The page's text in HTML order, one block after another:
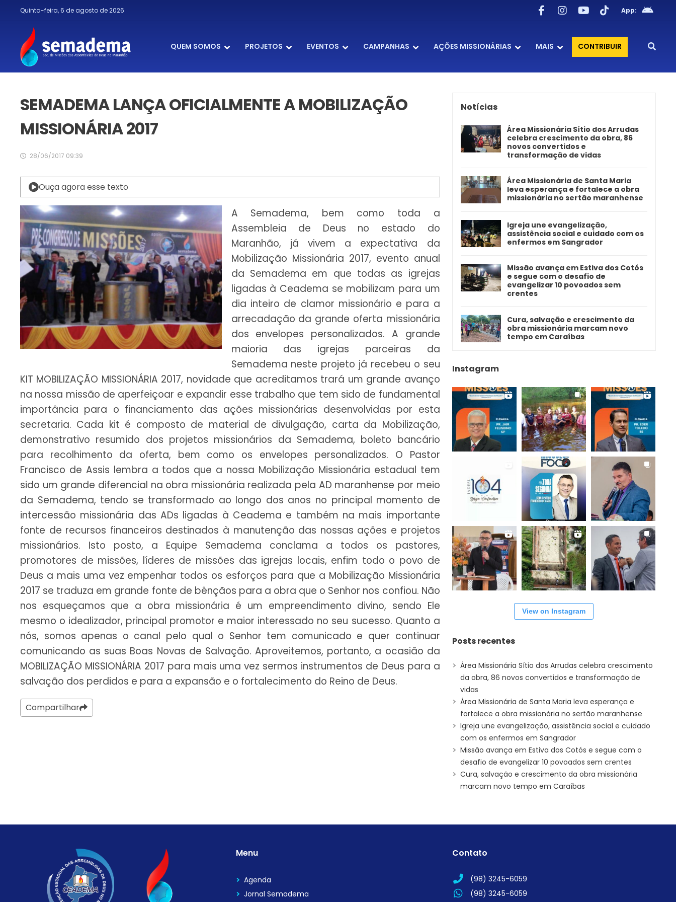
Quinta-feira, 6 de agosto de 2026 App:
QUEM SOMOS PROJETOS EVENTOS CAMPANHAS AÇÕES MISSIONÁRIAS MAIS CONTRIBUIR
SEMADEMA LANÇA OFICIALMENTE A MOBILIZAÇÃO
MISSIONÁRIA 2017
28/06/2017 09:39
Ouça agora esse texto
A Semadema, bem como toda a
Assembleia de Deus no estado do
Maranhão, já vivem a expectativa da
Mobilização Missionária 2017, evento anual
da Semadema em que todas as igrejas
ligadas à Ceadema se mobilizam para um
dia inteiro de clamor missionário e para a
arrecadação da grande oferta missionária
dos envelopes personalizados. A grande
maioria das igrejas parceiras da
Semadema neste projeto já recebeu o seu
KIT MOBILIZAÇÃO MISSIONÁRIA 2017, novidade que acreditamos trará um grande avanço
na nossa missão de aperfeiçoar e expandir esse trabalho que tem sido de fundamental
importância para o financiamento das ações missionárias desenvolvidas por esta
secretaria. Cada kit é composto de material de divulgação, carta da Mobilização,
demonstrativo resumido dos projetos missionários da Semadema, boleto bancário
para recolhimento da oferta, bem como os envelopes personalizados. O Pastor
Francisco de Assis lembra a todos que a nossa Mobilização Missionária estadual tem
sido um grande diferencial na obra missionária realizada pela AD maranhense por meio
da Semadema, tendo se transformado ao longo dos anos no principal momento de
intercessão missionária das ADs ligadas à Ceadema e também na mais importante
fonte de recursos financeiros destinados à manutenção das nossas ações e projetos
missionários. Isto posto, a Equipe Semadema conclama a todos os pastores,
promotores de missões, líderes de missões das igrejas locais, enfim todo o povo de
Deus a mais uma vez empenhar todos os esforços para que a Mobilização Missionária
2017 se traduza em grande fonte de bênçãos para a obra que o Senhor nos confiou. Não
nos esqueçamos que a obra missionária é um empreendimento divino, sendo Ele
mesmo o idealizador, principal promotor e maior interessado no seu sucesso. Quanto a
nós, somos apenas o canal pelo qual o Senhor tem comunicado e quer continuar
comunicando as suas Boas Novas de Salvação. Aproveitemos, portanto, a ocasião da
MOBILIZAÇÃO MISSIONÁRIA 2017 para mais uma vez sermos instrumentos de Deus para a
salvação dos perdidos e para a expansão e o fortalecimento do Reino de Deus.
Compartilhar
Notícias
Área Missionária Sítio dos Arrudas
celebra crescimento da obra, 86
novos convertidos e
transformação de vidas
Área Missionária de Santa Maria
leva esperança e fortalece a obra
missionária no sertão maranhense
Igreja une evangelização,
assistência social e cuidado com os
enfermos em Sangrador
Missão avança em Estiva dos Cotós
e segue com o desafio de
evangelizar 10 povoados sem
crentes
Cura, salvação e crescimento da
obra missionária marcam novo
tempo em Caraíbas
Instagram
View on Instagram
Posts recentes
Área Missionária Sítio dos Arrudas celebra crescimento
da obra, 86 novos convertidos e transformação de
vidas
Área Missionária de Santa Maria leva esperança e
fortalece a obra missionária no sertão maranhense
Igreja une evangelização, assistência social e cuidado
com os enfermos em Sangrador
Missão avança em Estiva dos Cotós e segue com o
desafio de evangelizar 10 povoados sem crentes
Cura, salvação e crescimento da obra missionária
marcam novo tempo em Caraíbas
Menu
Agenda
Jornal Semadema
Contato
(98) 3245-6059
(98) 3245-6059